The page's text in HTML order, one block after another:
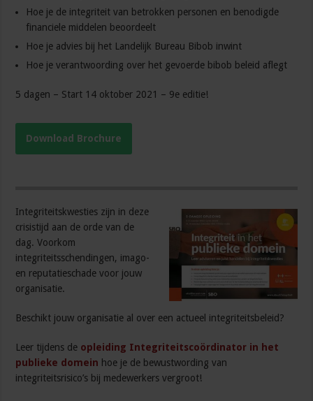
Hoe je de integriteit van betrokken personen en benodigde
financiele middelen beoordeelt
Hoe je advies bij het Landelijk Bureau Bibob inwint
Hoe je verantwoording over het gevoerde bibob beleid aflegt
5 dagen – Start 14 oktober 2021 – 9e editie!
Download Brochure
Integriteitskwesties zijn in deze
crisistijd aan de orde van de
dag. Voorkom
integriteitsschendingen, imago-
en reputatieschade voor jouw
organisatie.
Beschikt jouw organisatie al over een actueel integriteitsbeleid?
Leer tijdens de opleiding Integriteitscoördinator in het
publieke domein hoe je de bewustwording van
integriteitsrisico’s bij medewerkers vergroot!